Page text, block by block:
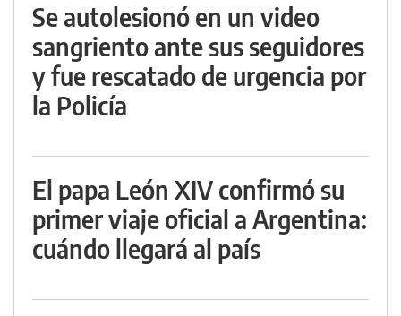
Se autolesionó en un video
sangriento ante sus seguidores
y fue rescatado de urgencia por
la Policía
El papa León XIV confirmó su
primer viaje oficial a Argentina:
cuándo llegará al país